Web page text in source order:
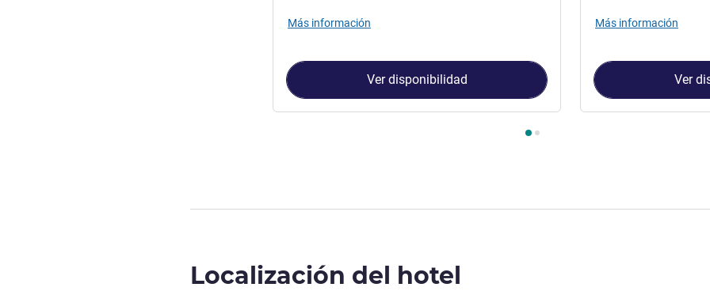
Más información
Ver disponibilidad
Más información
Ver
Localización del hotel